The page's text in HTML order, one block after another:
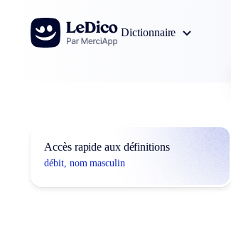
Aller au contenu
Dictionnaire
Accès rapide aux définitions
débit, nom masculin